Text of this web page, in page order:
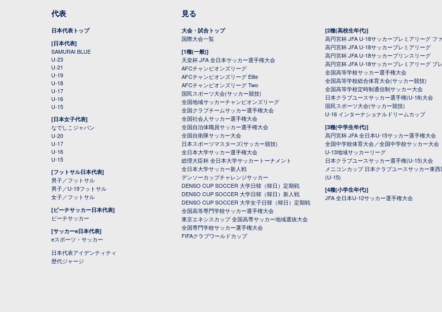
代表
日本代表トップ
[日本代表]
SAMURAI BLUE
U-23
U-21
U-19
U-18
U-17
U-16
U-15
[日本女子代表]
なでしこジャパン
U-20
U-17
U-16
U-15
[フットサル日本代表]
男子／フットサル
男子／U-19フットサル
女子／フットサル
[ビーチサッカー日本代表]
ビーチサッカー
[サッカーe日本代表]
eスポーツ・サッカー
日本代表アイデンティティ
歴代ジャージ
見る
大会・試合トップ
国際大会一覧
[1種(一般)]
天皇杯 JFA 全日本サッカー選手権大会
AFCチャンピオンズリーグ
AFCチャンピオンズリーグ Elite
AFCチャンピオンズリーグ Two
国民スポーツ大会(サッカー競技)
全国地域サッカーチャンピオンズリーグ
全国クラブチームサッカー選手権大会
全国社会人サッカー選手権大会
全国自治体職員サッカー選手権大会
全国自衛隊サッカー大会
日本スポーツマスターズ(サッカー競技)
全日本大学サッカー選手権大会
総理大臣杯 全日本大学サッカートーナメント
全日本大学サッカー新人戦
デンソーカップチャレンジサッカー
DENSO CUP SOCCER 大学日韓（韓日）定期戦
DENSO CUP SOCCER 大学日韓（韓日）新人戦
DENSO CUP SOCCER 大学女子日韓（韓日）定期戦
全国高等専門学校サッカー選手権大会
東京エネシスカップ 全国高専サッカー地域選抜大会
全国専門学校サッカー選手権大会
FIFAクラブワールドカップ
[2種(高校生年代)]
高円宮杯 JFA U-18サッカープレミアリーグ フ
高円宮杯 JFA U-18サッカープレミアリーグ
高円宮杯 JFA U-18サッカープリンスリーグ
高円宮杯 JFA U-18サッカープレミアリーグ プ
全国高等学校サッカー選手権大会
全国高等学校総合体育大会(サッカー競技)
全国高等学校定時制通信制サッカー大会
日本クラブユースサッカー選手権(U-18)大会
国民スポーツ大会(サッカー競技)
U-16 インターナショナルドリームカップ
[3種(中学生年代)]
高円宮杯 JFA 全日本U-15サッカー選手権大会
全国中学校体育大会／全国中学校サッカー大会
U-13地域サッカーリーグ
日本クラブユースサッカー選手権(U-15)大会
メニコンカップ 日本クラブユースサッカー東
(U-15)
[4種(小学生年代)]
JFA 全日本U-12サッカー選手権大会